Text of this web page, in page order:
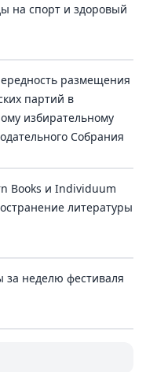
на спорт и здоровый
размещения
партий в
избирательному
Собрания
Books и Individuum
литературы
неделю фестиваля